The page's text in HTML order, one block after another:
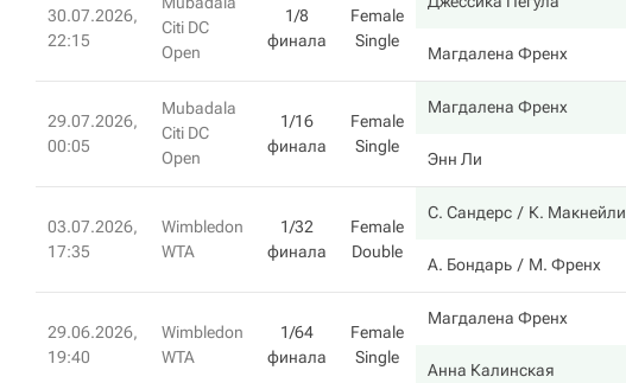
30.07.2026,
22:15
Citi DC
Open
1/8
финала
Female
Single
Магдалена Френх
29.07.2026,
00:05
Mubadala
Citi DC
Open
1/16
финала
Female
Single
Магдалена Френх
Энн Ли
03.07.2026,
17:35
Wimbledon
WTA
1/32
финала
Female
Double
С. Сандерс К. Макнейли
А. Бондарь М. Френх
29.06.2026,
19:40
Wimbledon
WTA
1/64
финала
Female
Single
Магдалена Френх
Анна Калинская